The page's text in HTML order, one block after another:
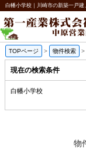
TOPページ > 物件検索 >
現在の検索条件
白幡小学校
物